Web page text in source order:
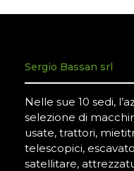
Sergio Bassan srl
Nelle sue 10 sedi,
selezione di
usate, trattori,
telescopici,
satellitare,